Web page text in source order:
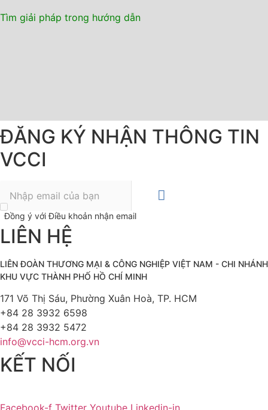
Tìm giải pháp trong hướng dẫn
ĐĂNG KÝ NHẬN THÔNG TIN
VCCI
Đồng ý với Điều khoản nhận email
LIÊN HỆ
LIÊN ĐOÀN THƯƠNG MẠI & CÔNG NGHIỆP VIỆT NAM - CHI NHÁNH
KHU VỰC THÀNH PHỐ HỒ CHÍ MINH
171 Võ Thị Sáu, Phường Xuân Hoà, TP. HCM
+84 28 3932 6598
+84 28 3932 5472
info@vcci-hcm.org.vn
KẾT NỐI
Facebook-f Twitter Youtube Linkedin-in